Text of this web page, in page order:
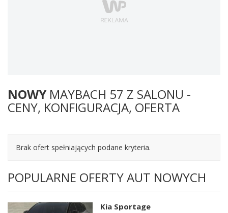
NOWY MAYBACH 57 Z SALONU -
CENY, KONFIGURACJA, OFERTA
Brak ofert spełniających podane kryteria.
POPULARNE OFERTY AUT NOWYCH
Kia Sportage